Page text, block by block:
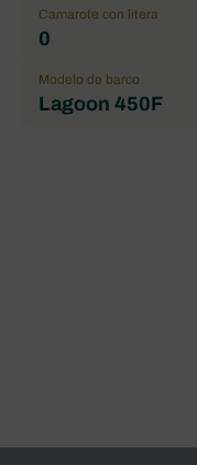
Camarote con litera
0
Modelo de barco
Lagoon 450F